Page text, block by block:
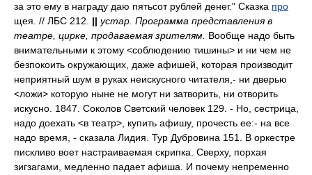
за это ему в награду даю пятьсот рублей денег." Сказка про
щея. // ЛБС 212. || устар. Программа представления в
театре, цирке, продаваемая зрителям. Вообще надо быть
внимательными к этому <соблюдению тишины> и ни чем не
безпокоить окружающих, даже афишей, которая производит
неприятный шум в руках неискусного читателя,- ни дверью
<ложи> которую ныне не могут ни затворить, ни отворить
искусно. 1847. Соколов Светский человек 129. - Но, сестрица,
надо доехать <в театр>, купить афишу, прочесть ее:- на все
надо время, - сказала Лидия. Тур Дубровина 151. В оркестре
пискливо воет настраиваемая скрипка. Сверху, порхая
зигзагами, медленно падает афиша. И почему непременно